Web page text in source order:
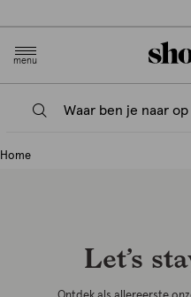
menu
Home
Let’s